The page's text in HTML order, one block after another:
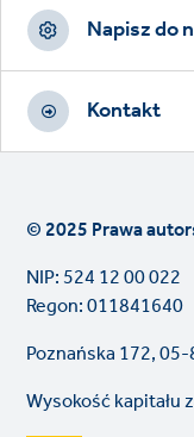
Napisz do
Kontakt
© 2025 Prawa
NIP: 524 12 00 022
Regon: 011841640
Poznańska 172,
Wysokość kapitału